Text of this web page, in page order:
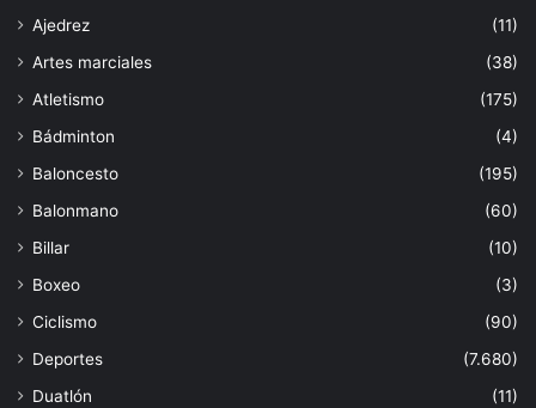
Ajedrez
(11)
Artes marciales
(38)
Atletismo
(175)
Bádminton
(4)
Baloncesto
(195)
Balonmano
(60)
Billar
(10)
Boxeo
(3)
Ciclismo
(90)
Deportes
(7.680)
Duatlón
(11)